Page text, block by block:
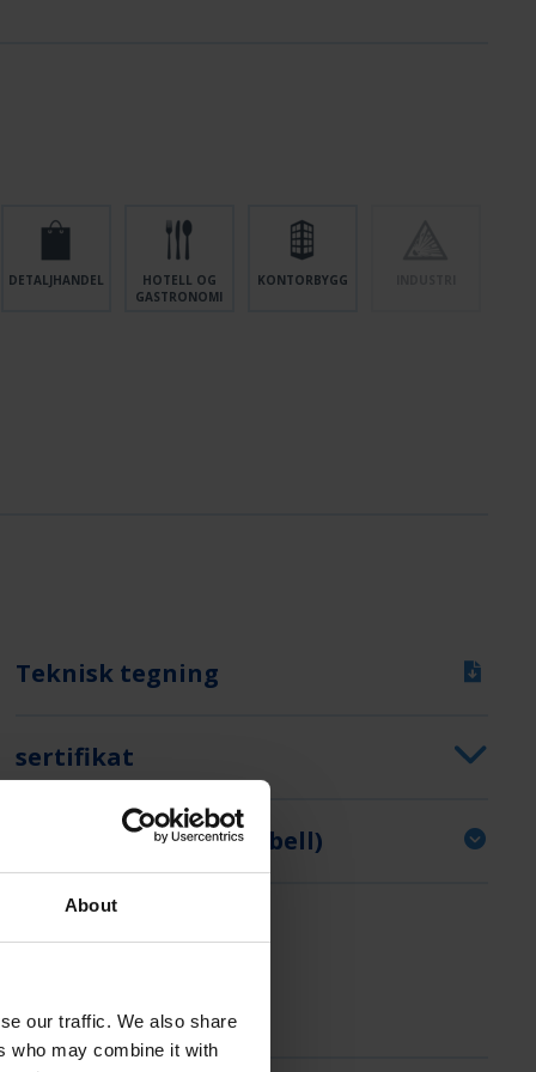
About
our traffic. We also share
who may combine it with
DETALJHANDEL
HOTELL OG
GASTRONOMI
KONTORBYGG
Teknisk tegning
sertifikat
Lysdata (avstandstabell)